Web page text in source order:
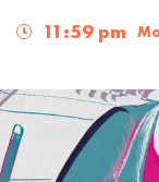
11:59 pm